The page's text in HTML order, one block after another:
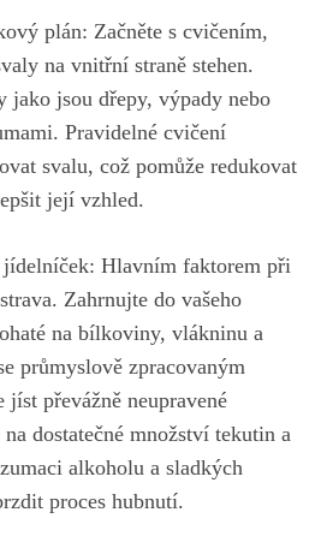
plán: ‍Začněte s cvičením,
na vnitřní straně stehen.
jako jsou dřepy, výpady nebo
Pravidelné⁢ cvičení
svalu, což ‍pomůže redukovat
její vzhled.
Hlavním faktorem při
Zahrnujte do vašeho
na ⁤bílkoviny, ‌vlákninu a
průmyslově zpracovaným
jíst ‍převážně neupravené⁤
dostatečné⁢ množství tekutin ⁣a
alkoholu a sladkých
‍proces‌ hubnutí.